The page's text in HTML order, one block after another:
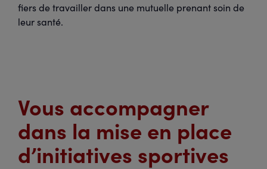
fiers de travailler dans une mutuelle prenant soin de
leur santé.
Vous accompagner
dans la mise en place
d’initiatives sportives